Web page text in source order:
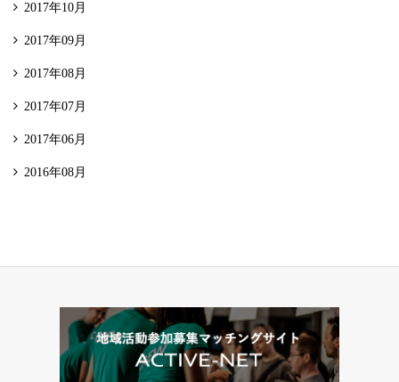
2017年10月
2017年09月
2017年08月
2017年07月
2017年06月
2016年08月